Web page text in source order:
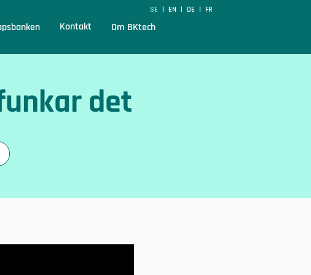
Kontakt Om BKtech
SE | EN | DE | FR
det